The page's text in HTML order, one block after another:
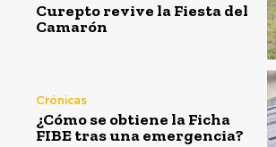
Curepto revive la Fiesta del
Camarón
Crónicas
¿Cómo se obtiene la Ficha
FIBE tras una emergencia?